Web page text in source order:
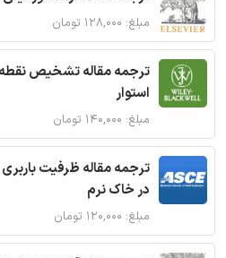
مبلغ: ۱۲۸,۰۰۰ تومان
ترجمه مقاله تشخیص نقطه
استوار
مبلغ: ۱۴۰,۰۰۰ تومان
ترجمه مقاله ظرفیت
در خاک نرم
مبلغ: ۱۲۰,۰۰۰ تومان